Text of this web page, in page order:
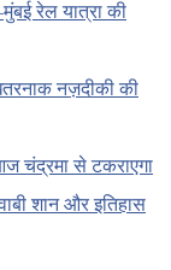
रेल यात्रा की
नज़दीकी की
चंद्रमा से टकराएगा
शान और इतिहास